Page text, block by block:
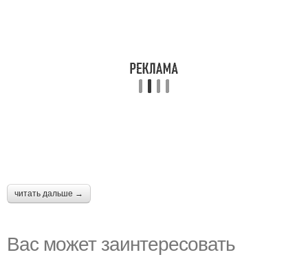
читать дальше →
Вас может заинтересовать